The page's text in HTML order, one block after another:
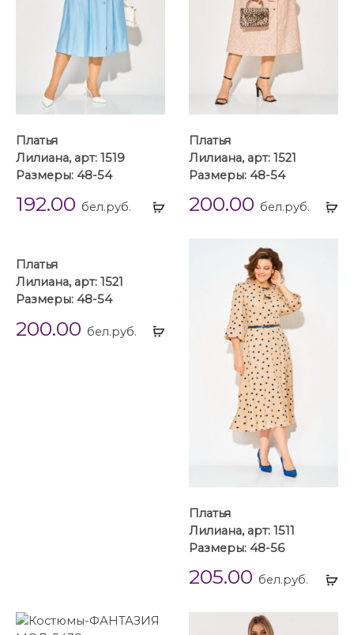
Выбрать
Платья
Лилиана, арт: 1519
Размеры: 48-54
192.00 бел.руб.
Платья
Лилиана, арт: 1521
Размеры: 48-54
200.00 бел.руб.
Выбрать
Платья
Лилиана, арт: 1521
Размеры: 48-54
200.00 бел.руб.
Платья
Лилиана, арт: 1511
Размеры: 48-56
205.00 бел.руб.